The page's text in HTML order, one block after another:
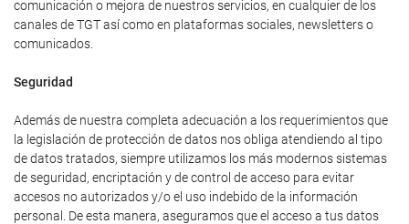
comunicación o mejora de nuestros servicios, en cualquier de los
canales de TGT así como en plataformas sociales, newsletters o
comunicados.
Seguridad
Además de nuestra completa adecuación a los requerimientos que
la legislación de protección de datos nos obliga atendiendo al tipo
de datos tratados, siempre utilizamos los más modernos sistemas
de seguridad, encriptación y de control de acceso para evitar
accesos no autorizados y/o el uso indebido de la información
personal. De esta manera, aseguramos que el acceso a tus datos